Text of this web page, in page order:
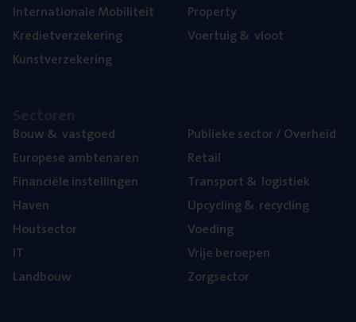
Inter­na­ti­o­na­le Mobiliteit
Kre­diet­ver­ze­ke­ring
Kunst­ver­ze­ke­ring
Pro­per­ty
Voer­tuig& vloot
Bouw& vastgoed
Euro­pe­se ambtenaren
Finan­ci­ë­le instellingen
Haven
Hout­sec­tor
IT
Land­bouw
Publie­ke sec­tor / Overheid
Retail
Trans­port& logistiek
Upcy­cling& recycling
Voe­ding
Vrije beroe­pen
Zorg­sec­tor